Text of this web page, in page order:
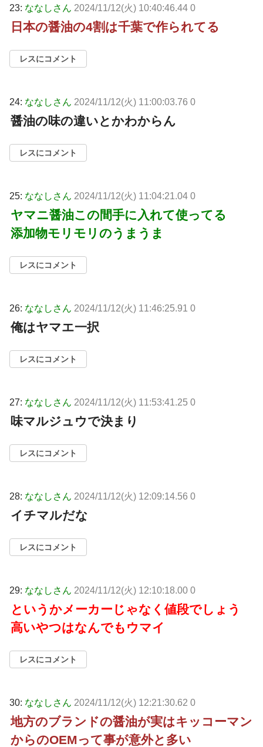
23: ななしさん 2024/11/12(火) 10:40:46.44 0
日本の醤油の4割は千葉で作られてる
レスにコメント
24: ななしさん 2024/11/12(火) 11:00:03.76 0
醤油の味の違いとかわからん
レスにコメント
25: ななしさん 2024/11/12(火) 11:04:21.04 0
ヤマニ醤油この間手に入れて使ってる
添加物モリモリのうまうま
レスにコメント
26: ななしさん 2024/11/12(火) 11:46:25.91 0
俺はヤマエ一択
レスにコメント
27: ななしさん 2024/11/12(火) 11:53:41.25 0
味マルジュウで決まり
レスにコメント
28: ななしさん 2024/11/12(火) 12:09:14.56 0
イチマルだな
レスにコメント
29: ななしさん 2024/11/12(火) 12:10:18.00 0
というかメーカーじゃなく値段でしょう
高いやつはなんでもウマイ
レスにコメント
30: ななしさん 2024/11/12(火) 12:21:30.62 0
地方のブランドの醤油が実はキッコーマン
からのOEMって事が意外と多い